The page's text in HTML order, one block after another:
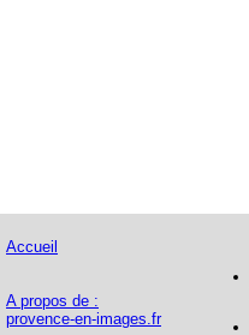
Accueil
A propos de :
provence-en-images.fr